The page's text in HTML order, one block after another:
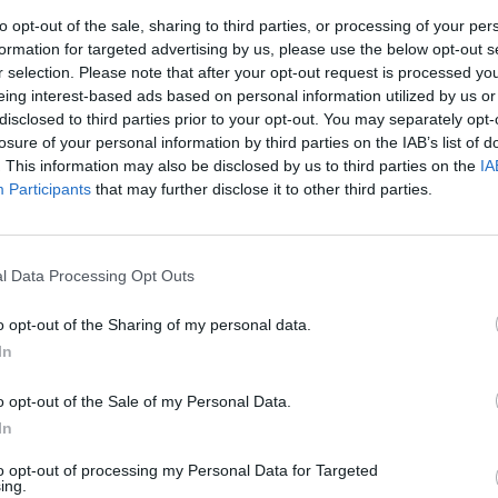
opt-out of the sale, sharing to third parties, or processing of your
for targeted advertising by us, please use the below opt-out
selection. Please note that after your opt-out request is processed
interest-based ads based on personal information utilized by us
to third parties prior to your opt-out. You may separately
of your personal information by third parties on the IAB’s list of
This information may also be disclosed by us to third parties on the
Participants that may further disclose it to other third parties.
Data Processing Opt Outs
opt-out of the Sharing of my personal data.
opt-out of the Sale of my Personal Data.
opt-out of processing my Personal Data for Targeted
enyhe téli időjárásnak köszönhetően masszív
képest, ami Magyarország számára is
megkönnyebülést, hiszen nagyjából 8
a meleg. Ha ezt perspektívába akarjuk helyezni,
összege, amit évek alatt kapnánk meg, 6,3 milliárd
sikerülne megtakarítani négy hét alatt, ha az árak itt
Day 2026Október 21-én jön a Portfolio Investment Day 2026,
a választ a befektetőket leginkább foglalkoztató kérdésekre.
évek nyertesei, mire számíthatunk a részvény-, kötvény-
érdemes portfóliót építeni egy gyorsan változó...